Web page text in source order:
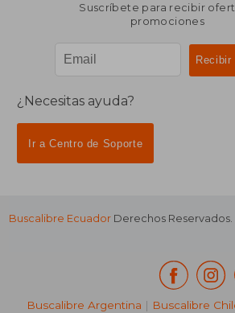
Suscríbete para recibir
promociones
¿Necesitas ayuda?
Ir a Centro de Soporte
Buscalibre Ecuador Derechos Reservados.
Buscalibre Argentina | Buscalibre